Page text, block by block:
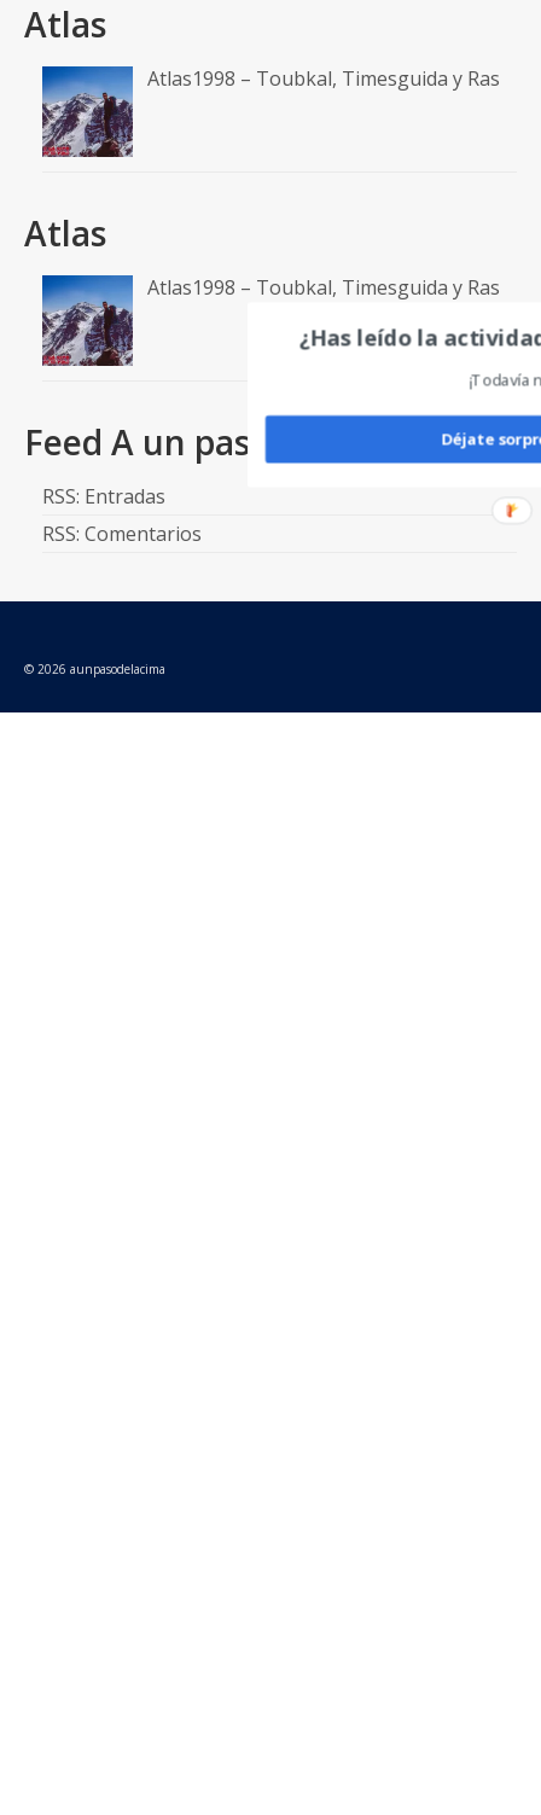
Atlas
Atlas1998 – Toubkal, Timesguida y Ras
Atlas
Atlas1998 – Toubkal, Timesguida y Ras
Feed A un paso de la cima
RSS: Entradas
RSS: Comentarios
© 2026 aunpasodelacima
¿Has leído la
¡Todavía
Déjate